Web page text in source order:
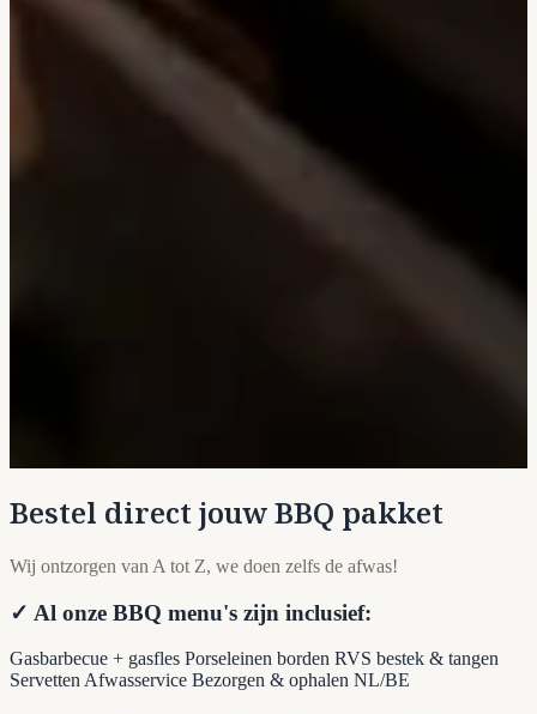
Bestel direct jouw BBQ pakket
Wij ontzorgen van A tot Z, we doen zelfs de afwas!
✓ Al onze BBQ menu's zijn inclusief:
Gasbarbecue + gasfles Porseleinen borden RVS bestek & tangen
ServettenAfwasservice Bezorgen & ophalen NL/BE